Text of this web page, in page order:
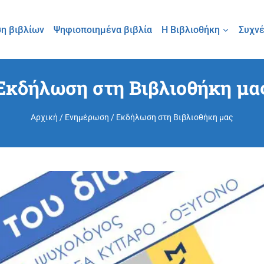
βιβλίων Ψηφιοποιημένα βιβλία Η Βιβλιοθήκη
στη Βιβλιοθήκη
Αρχική / Ενημέρωση / Εκδήλωση στη Βιβλιοθήκη μας